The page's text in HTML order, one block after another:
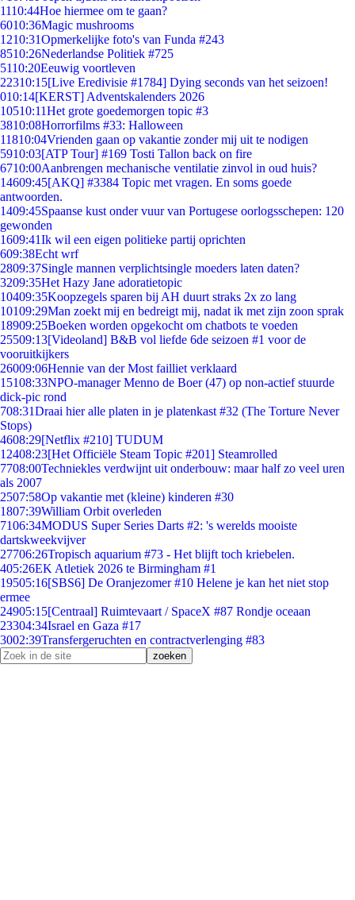
1110:44Hoe hiermee om te gaan?
6010:36Magic mushrooms
1210:31Opmerkelijke foto's van Funda #243
8510:26Nederlandse Politiek #725
5110:20Eeuwig voortleven
22310:15[Live Eredivisie #1784] Dying seconds van het seizoen!
010:14[KERST] Adventskalenders 2026
10510:11Het grote goedemorgen topic #3
3810:08Horrorfilms #33: Halloween
11810:04Vrienden gaan op vakantie zonder mij uit te nodigen
5910:03[ATP Tour] #169 Tosti Tallon back on fire
6710:00Aanbrengen mechanische ventilatie zinvol in oud huis?
14609:45[AKQ] #3384 Topic met vragen. En soms goede
antwoorden.
1409:45Spaanse kust onder vuur van Portugese oorlogsschepen: 120
gewonden
1609:41Ik wil een eigen politieke partij oprichten
609:38Echt wrf
2809:37Single mannen verplichtsingle moeders laten daten?
3209:35Het Hazy Jane adoratietopic
10409:35Koopzegels sparen bij AH duurt straks 2x zo lang
10109:29Man zoekt mij en bedreigt mij, nadat ik met zijn zoon sprak
18909:25Boeken worden opgekocht om chatbots te voeden
25509:13[Videoland] B&B vol liefde 6de seizoen #1 voor de
vooruitkijkers
26009:06Hennie van der Most failliet verklaard
15108:33NPO-manager Menno de Boer (47) op non-actief stuurde
dick-pic rond
708:31Draai hier alle platen in je platenkast #32 (The Torture Never
Stops)
4608:29[Netflix #210] TUDUM
12408:23[Het Officiële Steam Topic #201] Steamrolled
7708:00Techniekles verdwijnt uit onderbouw: maar half zo veel uren
als 2007
2507:58Op vakantie met (kleine) kinderen #30
1807:39William Orbit overleden
7106:34MODUS Super Series Darts #2: 's werelds mooiste
dartskweekvijver
27706:26Tropisch aquarium #73 - Het blijft toch kriebelen.
405:26EK Atletiek 2026 te Birmingham #1
19505:16[SBS6] De Oranjezomer #10 Helene je kan het niet stop
ermee
24905:15[Centraal] Ruimtevaart / SpaceX #87 Rondje oceaan
23304:34Israel en Gaza #17
3002:39Transfergeruchten en contractverlenging #83